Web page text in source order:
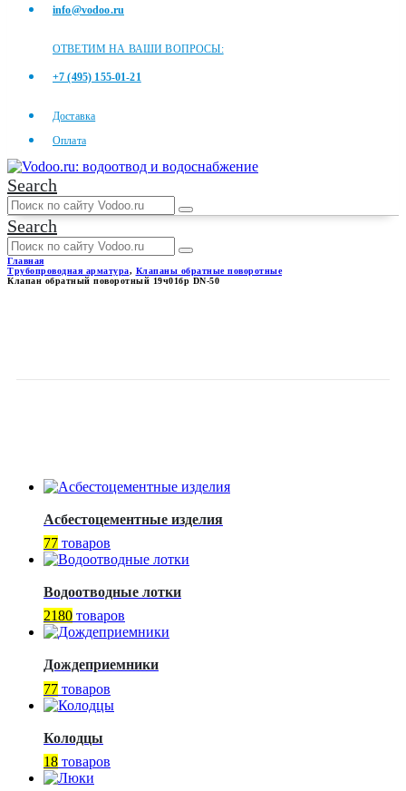
info@vodoo.ru
ОТВЕТИМ НА ВАШИ ВОПРОСЫ:
+7 (495) 155-01-21
Доставка
Оплата
Search
Search
Главная
Трубопроводная арматура, Клапаны обратные поворотные
Клапан обратный поворотный 19ч01бр DN-50
Асбестоцементные изделия
77 товаров
Водоотводные лотки
2180 товаров
Дождеприемники
77 товаров
Колодцы
18 товаров